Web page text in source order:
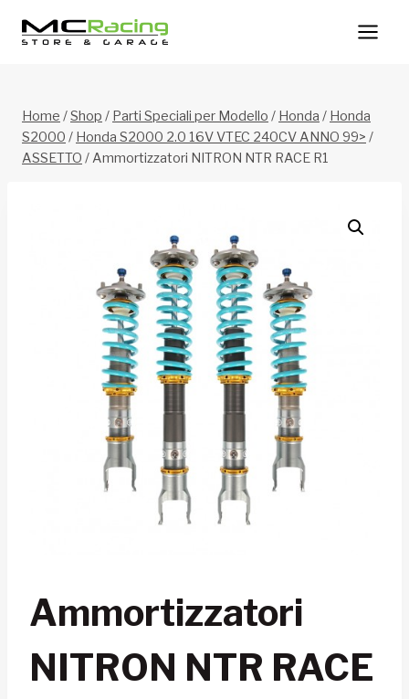
Home /Shop / Parti Speciali per Modello / Honda / Honda
S2000 / Honda S2000 2.0 16V VTEC 240CV ANNO 99> /
ASSETTO /Ammortizzatori NITRON NTR RACE R1
Ammortizzatori
NITRON NTR RACE